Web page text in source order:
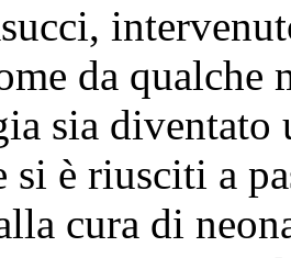
da qualche
sia diventato
si è riusciti a
cura di